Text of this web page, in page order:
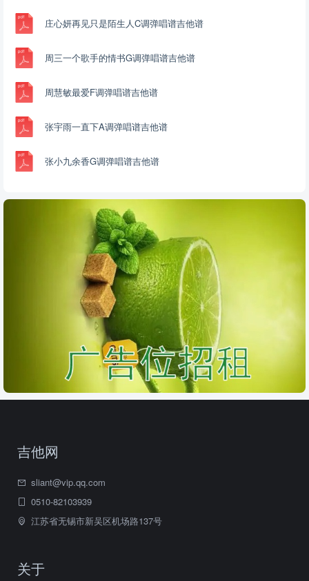
庄心妍再见只是陌生人C调弹唱谱吉他谱
周三一个歌手的情书G调弹唱谱吉他谱
周慧敏最爱F调弹唱谱吉他谱
张宇雨一直下A调弹唱谱吉他谱
张小九余香G调弹唱谱吉他谱
吉他网
sliant@vip.qq.com
0510-82103939
江苏省无锡市新吴区机场路137号
关于